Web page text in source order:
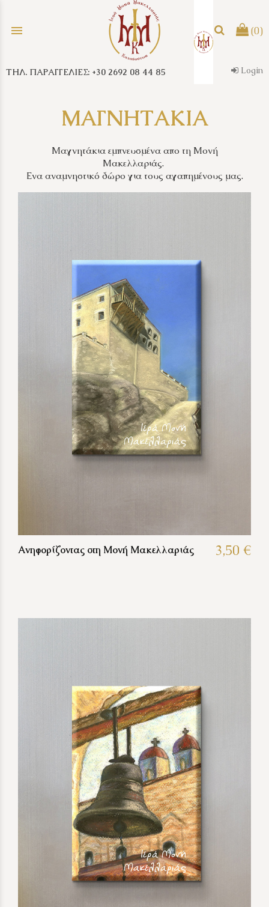
menu (0)
search
ΤΗΛ. ΠΑΡΑΓΓΕΛΙΕΣ: +30 2692 08 44 85 Login
ΜΑΓΝΗΤΑΚΙΑ
Μαγνητάκια εμπνευσμένα απο τη Μονή
Μακελλαριάς.
Ενα αναμνηστικό δώρο για τους αγαπημένους μας.
Ανηφορίζοντας στη Μονή Μακελλαριάς 3,50 €